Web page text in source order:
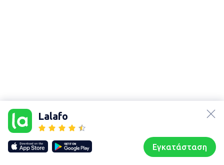
Lalafo
Εγκατάσταση
Our websites
lalafo.kg
lalafo.rs
lalafo.pl
Sitemap
Χάρτης
Συζητήσεις Προφίλ